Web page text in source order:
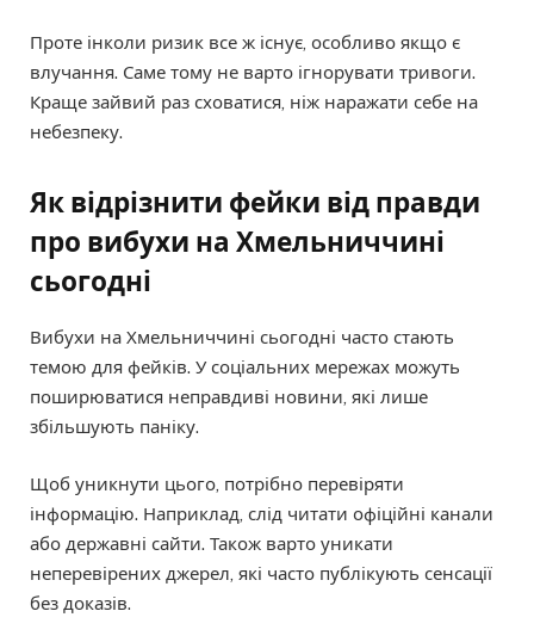
Проте інколи ризик все ж існує, особливо якщо є
влучання. Саме тому не варто ігнорувати тривоги.
Краще зайвий раз сховатися, ніж наражати себе на
небезпеку.
Як відрізнити фейки від правди
про вибухи на Хмельниччині
сьогодні
Вибухи на Хмельниччині сьогодні часто стають
темою для фейків. У соціальних мережах можуть
поширюватися неправдиві новини, які лише
збільшують паніку.
Щоб уникнути цього, потрібно перевіряти
інформацію. Наприклад, слід читати офіційні канали
або державні сайти. Також варто уникати
неперевірених джерел, які часто публікують сенсації
без доказів.